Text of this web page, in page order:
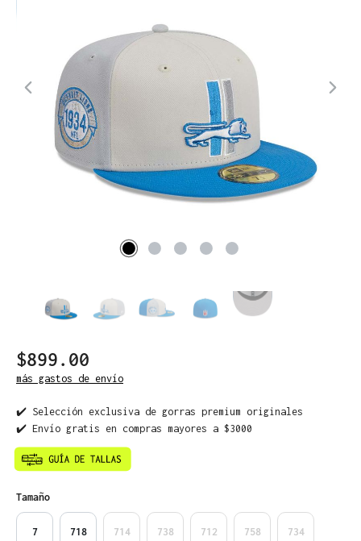
$899.00
más gastos de envío
✔️ Selección exclusiva de gorras premium originales
✔️ Envío gratis en compras mayores a $3000
Seleccione
Tamaño
7 718 714 738 712 758 734